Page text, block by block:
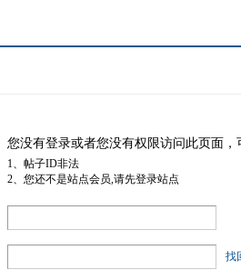
您没有登录或者您没有权限访问此页面
1、帖子ID非法
2、您还不是站点会员,请先登录站点
找